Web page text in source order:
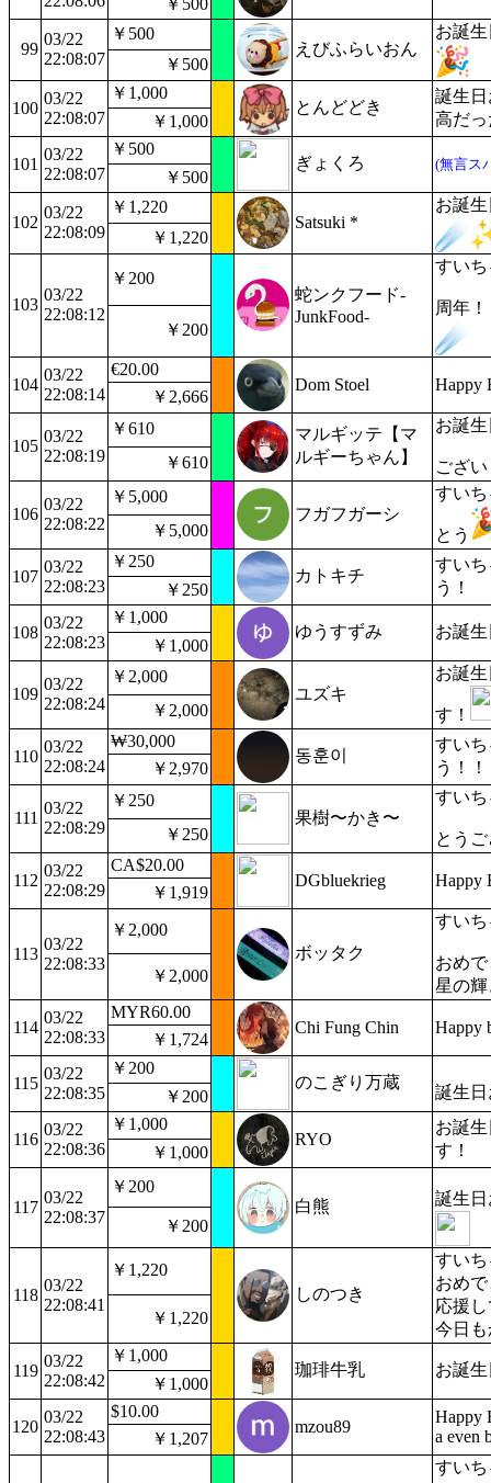
￥500
99
03/22
22:08:07
￥500
えびふらいおん
お誕
￥500
100
03/22
22:08:07
￥1,000
とんどどき
誕生
高だっ
￥1,000
101
03/22
22:08:07
￥500
ぎょくろ (無言ス
￥500
102
03/22
22:08:09
￥1,220
Satsuki *
お誕
￥1,220
103
03/22
22:08:12
￥200
蛇ンクフード-
JunkFood-
すい
周年
￥200
104
03/22
22:08:14
€20.00
Dom Stoel
Happy
￥2,666
105
03/22
22:08:19
￥610
マルギッテ【マ
ルギーちゃん】
お誕
ござ
￥610
106
03/22
22:08:22
￥5,000
フガフガーシ
すい
とう
￥5,000
107
03/22
22:08:23
￥250
カトキチ
すい
う！
￥250
108
03/22
22:08:23
￥1,000
ゆうすずみ お誕
￥1,000
109
03/22
22:08:24
￥2,000
ユズキ
お誕
す！
￥2,000
110
03/22
22:08:24
₩30,000
동훈이
すい
う！
￥2,970
111
03/22
22:08:29
￥250
果樹〜かき〜
すい
とう
￥250
112
03/22
22:08:29
CA$20.00
DGbluekrieg
Happy
￥1,919
113
03/22
22:08:33
￥2,000
ボッタク
すい
おめ
星の
￥2,000
114
03/22
22:08:33
MYR60.00
Chi Fung Chin
Happy
￥1,724
115
03/22
22:08:35
￥200
のこぎり万蔵
誕生
￥200
116
03/22
22:08:36
￥1,000
RYO
お誕
す！
￥1,000
117
03/22
22:08:37
￥200
白熊
誕生
￥200
118
03/22
22:08:41
￥1,220
しのつき
すい
おめ
応援
今日
￥1,220
119
03/22
22:08:42
￥1,000
珈琲牛乳 お誕
￥1,000
120
03/22
22:08:43
$10.00
mzou89
Happy
a even
￥1,207
すい